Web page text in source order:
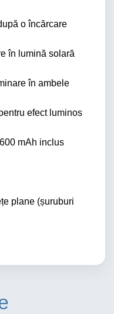
o încărcare
în lumină solară
în ambele
efect luminos
mAh inclus
plane (șuruburi